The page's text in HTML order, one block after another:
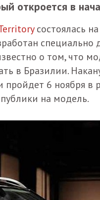
откроется в
состоялась
специально
о том, что
в Бразилии.
6 ноября в
на модель.